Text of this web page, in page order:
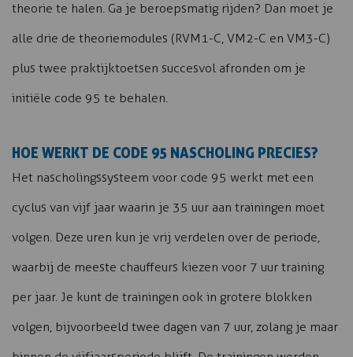
theorie te halen. Ga je beroepsmatig rijden? Dan moet je
alle drie de theoriemodules (RVM1-C, VM2-C en VM3-C)
plus twee praktijktoetsen succesvol afronden om je
initiële code 95 te behalen.
HOE WERKT DE CODE 95 NASCHOLING PRECIES?
Het nascholingssysteem voor code 95 werkt met een
cyclus van vijf jaar waarin je 35 uur aan trainingen moet
volgen. Deze uren kun je vrij verdelen over de periode,
waarbij de meeste chauffeurs kiezen voor 7 uur training
per jaar. Je kunt de trainingen ook in grotere blokken
volgen, bijvoorbeeld twee dagen van 7 uur, zolang je maar